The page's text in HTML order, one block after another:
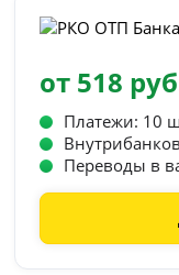
от 518
Платежи: 10
Переводы в